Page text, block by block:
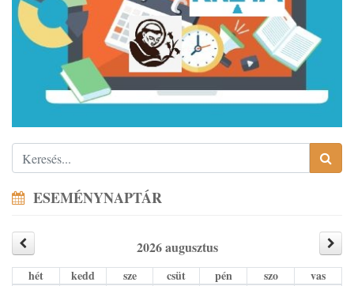
ESEMÉNYNAPTÁR
2026 augusztus
hét kedd sze csüt pén szo vas